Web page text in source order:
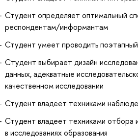
Студент определяет оптимальный
респондентам/информантам
Студент умеет проводить
Cтудент выбирает дизайн
данных, адекватные
качественном исследовании
Студент владеет техниками
Студент владеет техниками отбора
в исследованиях образования